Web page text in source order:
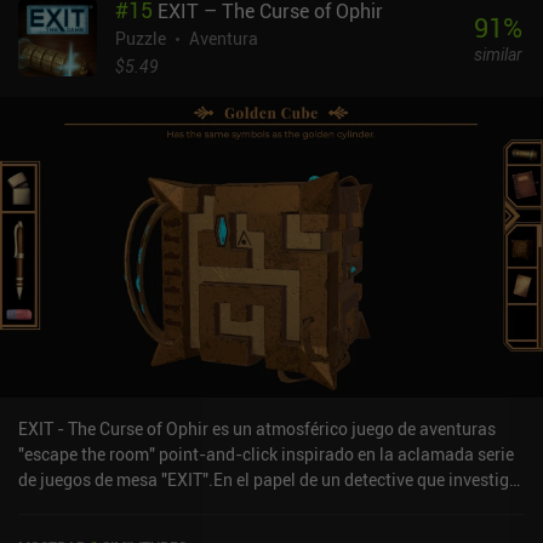
Afortunadamente, cada elemento interactivo proporciona una rica
descripción que contiene tanto información sobre sus propiedades
físicas como pistas sobre dónde colocarlo exactamente. Con
resolver incluso los puzles más difíciles.Rube Works es un juego
premium de 2,99 $ sin anuncios ni iAP. A pesar de ser bastante
corto y demostrar claramente su antigüedad, sigue
proporcionando una gran experiencia a cualquier aficionado a los
rompecabezas inteligentes basados en la física.
#15 EXIT – The Curse of Ophir
Puzzle
Aventura
$5.49
91%
similar
EXIT - The Curse of Ophir es un atmosférico juego de aventuras
"escape the room" point-and-click inspirado en la aclamada serie
de juegos de mesa "EXIT".En el papel de un detective que investiga